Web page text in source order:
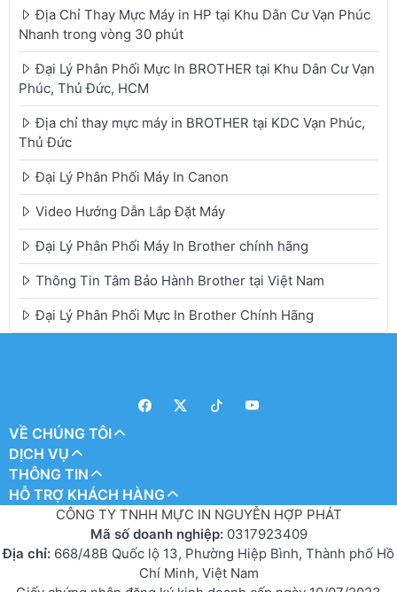
Địa Chỉ Thay Mực Máy in HP tại Khu Dân Cư Vạn Phúc
Nhanh trong vòng 30 phút
Đại Lý Phân Phối Mực In BROTHER tại Khu Dân Cư Vạn
Phúc, Thủ Đức, HCM
Địa chỉ thay mực máy in BROTHER tại KDC Vạn Phúc,
Thủ Đức
Đại Lý Phân Phối Máy In Canon
Video Hướng Dẫn Lắp Đặt Máy
Đại Lý Phân Phối Máy In Brother chính hãng
Thông Tin Tâm Bảo Hành Brother tại Việt Nam
Đại Lý Phân Phối Mực In Brother Chính Hãng
VỀ CHÚNG TÔI
DỊCH VỤ
THÔNG TIN
HỖ TRỢ KHÁCH HÀNG
CÔNG TY TNHH MỰC IN NGUYỄN HỢP PHÁT
Mã số doanh nghiệp: 0317923409
Địa chỉ: 668/48B Quốc lộ 13, Phường Hiệp Bình, Thành phố Hồ
Chí Minh, Việt Nam